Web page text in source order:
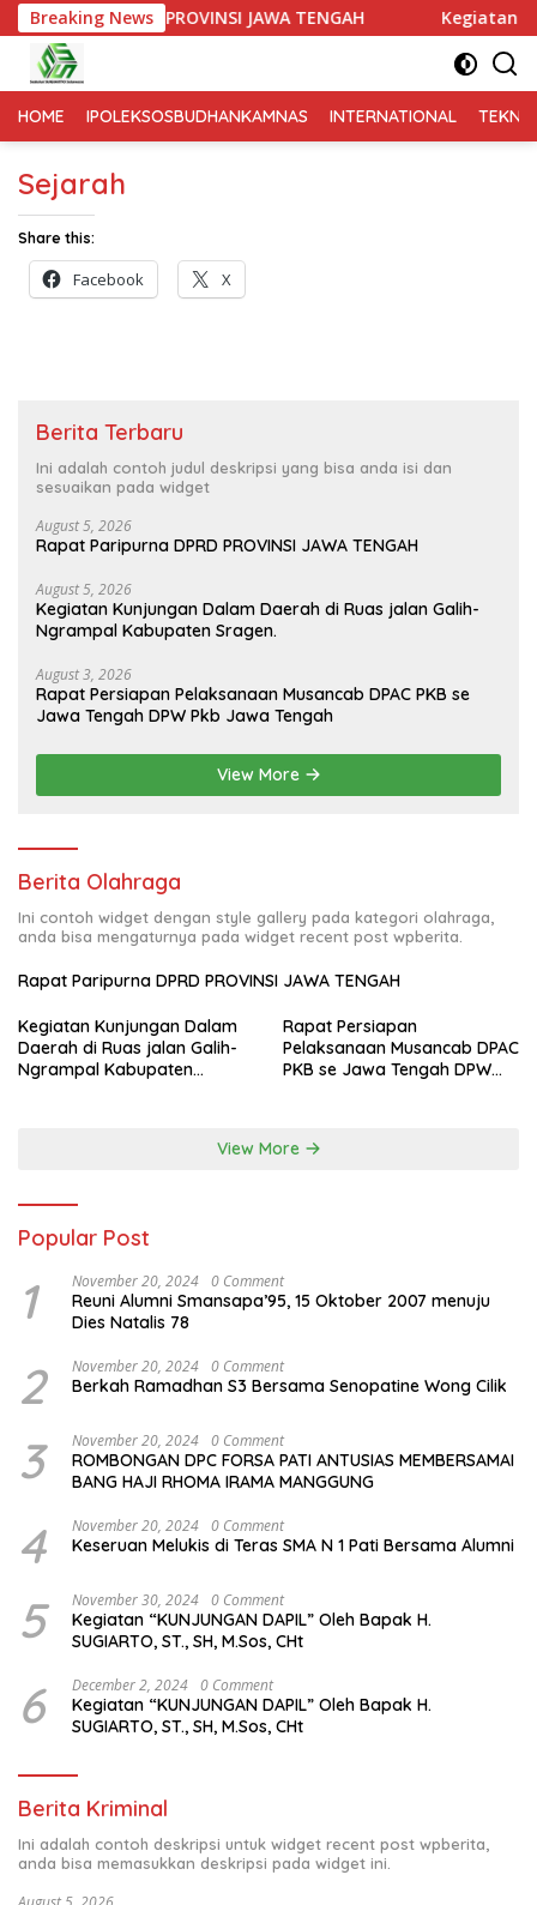
Breaking News
Paripurna DPRD PROVINSI JAWA TENGAH Kegiatan
HOME IPOLEKSOSBUDHANKAMNAS INTERNATIONAL
Sejarah
Share this:
Facebook X
Berita Terbaru
Ini adalah contoh judul deskripsi yang bisa anda isi dan
sesuaikan pada widget
August 5, 2026
Rapat Paripurna DPRD PROVINSI JAWA TENGAH
August 5, 2026
Kegiatan Kunjungan Dalam Daerah di Ruas jalan Galih-
Ngrampal Kabupaten Sragen.
August 3, 2026
Rapat Persiapan Pelaksanaan Musancab DPAC PKB se
Jawa Tengah DPW Pkb Jawa Tengah
View More
Berita Olahraga
Ini contoh widget dengan style gallery pada kategori olahraga,
anda bisa mengaturnya pada widget recent post wpberita.
Rapat Paripurna DPRD PROVINSI JAWA TENGAH
Kegiatan Kunjungan Dalam
Daerah di Ruas jalan Galih-
Ngrampal Kabupaten
Rapat Persiapan
Pelaksanaan Musancab DPAC
PKB se Jawa Tengah DPW
View More
Popular Post
1 November 20, 2024 0 Comment
Reuni Alumni Smansapa’95, 15 Oktober 2007 menuju
Dies Natalis 78
2 November 20, 2024 0 Comment
Berkah Ramadhan S3 Bersama Senopatine Wong Cilik
3 November 20, 2024 0 Comment
ROMBONGAN DPC FORSA PATI ANTUSIAS MEMBERSAMAI
BANG HAJI RHOMA IRAMA MANGGUNG
4 November 20, 2024 0 Comment
Keseruan Melukis di Teras SMA N 1 Pati Bersama Alumni
5 November 30, 2024 0 Comment
Kegiatan “KUNJUNGAN DAPIL” Oleh Bapak H.
SUGIARTO, ST., SH, M.Sos, CHt
6 December 2, 2024 0 Comment
Kegiatan “KUNJUNGAN DAPIL” Oleh Bapak H.
SUGIARTO, ST., SH, M.Sos, CHt
Berita Kriminal
Ini adalah contoh deskripsi untuk widget recent post wpberita,
anda bisa memasukkan deskripsi pada widget ini.